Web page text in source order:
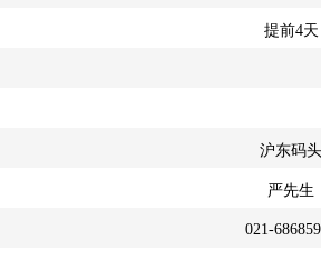
提前4天
沪东码头
严先生
021-